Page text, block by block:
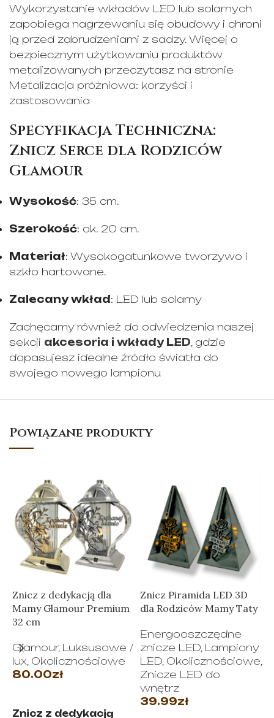
Wykorzystanie wkładów LED lub solarnych
zapobiega nagrzewaniu się obudowy i chroni
ją przed zabrudzeniami z sadzy. Więcej o
bezpiecznym użytkowaniu produktów
metalizowanych przeczytasz na stronie
Metalizacja próżniowa: korzyści i
zastosowania
Specyfikacja Techniczna:
Znicz Serce dla Rodziców
Glamour
Wysokość: 35 cm.
Szerokość: ok. 20 cm.
Materiał: Wysokogatunkowe tworzywo i
szkło hartowane.
Zalecany wkład: LED lub solarny
Zachęcamy również do odwiedzenia naszej
sekcji akcesoria i wkłady LED , gdzie
dopasujesz idealne źródło światła do
swojego nowego lampionu
Powiązane produkty
Znicz z dedykacją dla
Mamy Glamour Premium
32 cm
Glamour, Luksusowe /
lux Okolicznościowe
80.00zł
Znicz z dedykacją
Znicz Piramida LED 3D
dla Rodziców Mamy Taty
Energooszczędne
znicze LED Lampiony
LED Okolicznościowe
Znicze LED do
wnętrz
39.99zł